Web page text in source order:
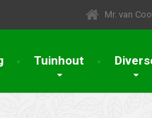
Mr. van
Tuinhout